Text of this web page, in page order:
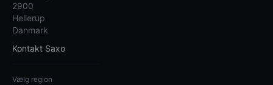
2900
Hellerup
Danmark
Kontakt Saxo
Vælg region